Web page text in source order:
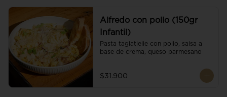
Alfredo con pollo (150gr
Infantil)
Pasta tagiatlelle con pollo, salsa a
base de crema, queso parmesano
$31.900